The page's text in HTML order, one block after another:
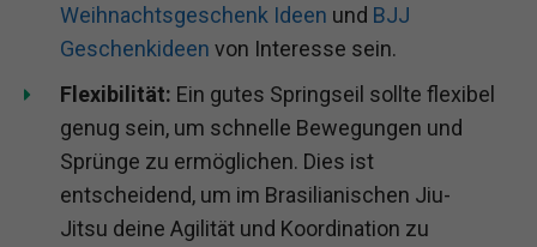
Weihnachtsgeschenk Ideen und BJJ
Geschenkideen von Interesse sein.
Flexibilität: Ein gutes Springseil sollte flexibel
genug sein, um schnelle Bewegungen und
Sprünge zu ermöglichen. Dies ist
entscheidend, um im Brasilianischen Jiu-
Jitsu deine Agilität und Koordination zu